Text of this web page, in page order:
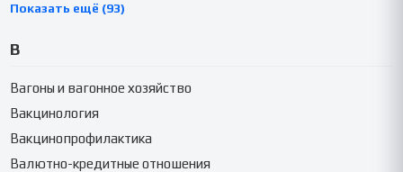
Показать ещё (93)
В
Вагоны и вагонное хозяйство
Вакцинология
Вакцинопрофилактика
Валютно-кредитные отношения